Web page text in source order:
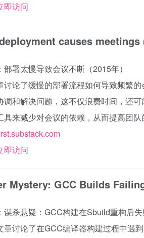
即访问
causes meetings
：部署太慢导致会议不断（2015年）
讨论了缓慢的部署流程如何导致频繁
调和解决问题，这不仅浪费时间，还
具来减少对会议的依赖，从而提高团队
即访问
Mystery: GCC Builds
：谋杀悬疑：GCC构建在Sbuild重构后
章讨论了在GCC编译器构建过程中遇